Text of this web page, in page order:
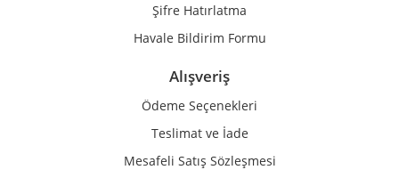
Şifre Hatırlatma
Havale Bildirim Formu
Alışveriş
Ödeme Seçenekleri
Teslimat ve İade
Mesafeli Satış Sözleşmesi